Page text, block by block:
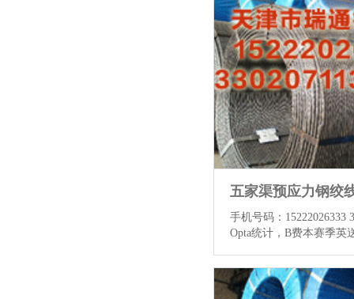
金黄的油菜花海交相衬
香漫溢，目之所及王人
别连日的阴暗，周末恰
昭节照、春风拂面，来
客连绵连接，在乡野间
味，盘桓在花海中令东
手机号码：15222026333
Opta统计，B费本赛季英
史单赛季助攻拿分排行
绞线厂 B费（25-26）